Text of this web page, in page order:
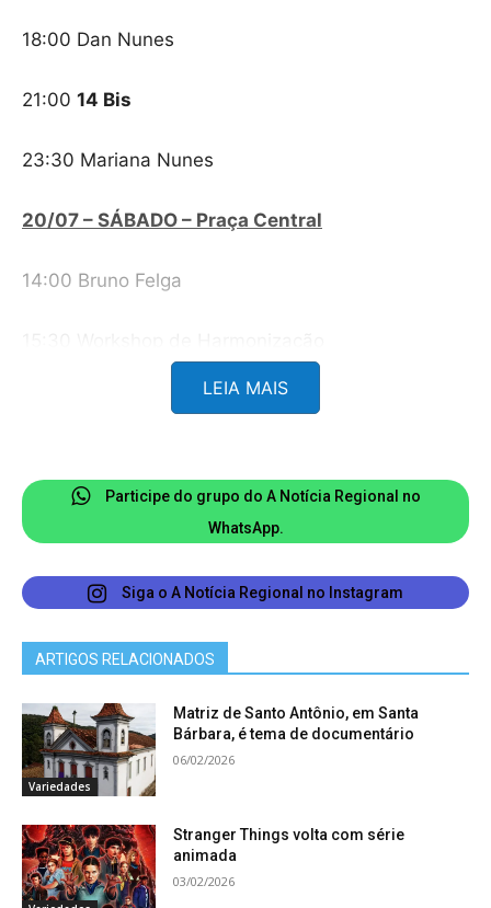
18:00 Dan Nunes
21:00 14 Bis
23:30 Mariana Nunes
20/07 – SÁBADO – Praça Central
14:00 Bruno Felga
19:00 Bigband Funcec
21:00 Sá e Guarabyra
23:30 MixTape
21/07 – DOMINGO – Praça Central
14:00 Bob Drumond
16:00 Gastronomia: Oficina Infantil
17:00 Gastronomia: Cozinha Show
LEIA MAIS
Participe do grupo do A Notícia Regional no
WhatsApp.
Siga o A Notícia Regional no Instagram
ARTIGOS RELACIONADOS
Variedades
Matriz de Santo Antônio, em Santa
Bárbara, é tema de documentário
06/02/2026
Stranger Things volta com série
animada
03/02/2026